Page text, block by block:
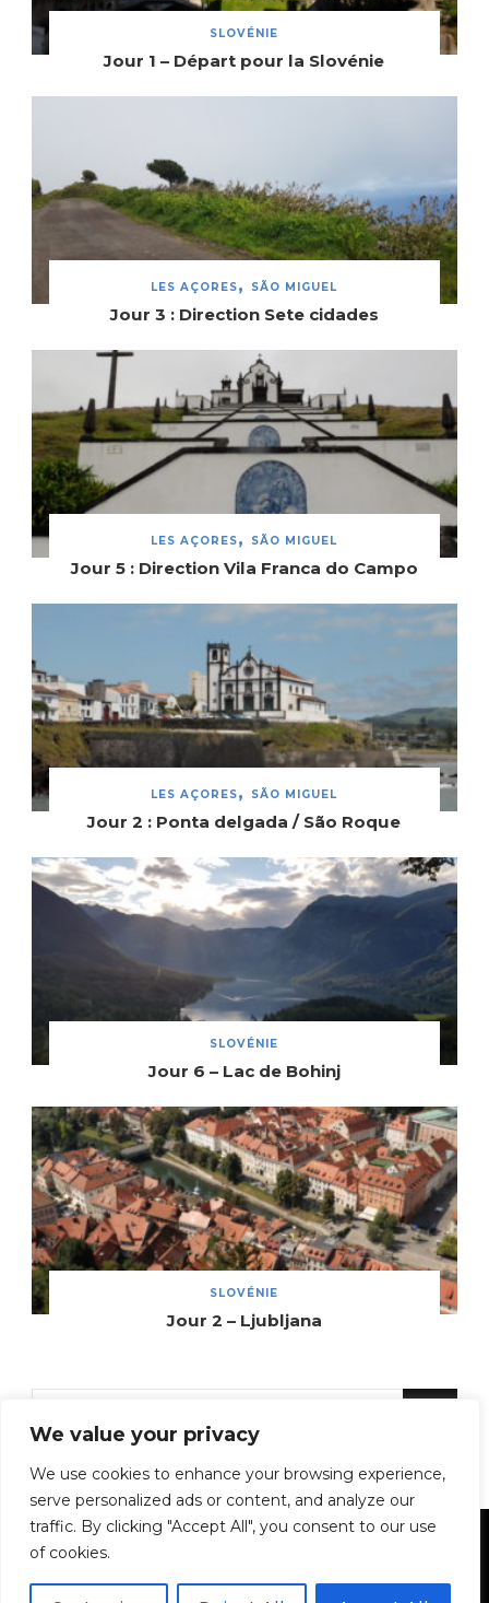
We value your privacy
We use cookies to enhance your browsing experience,
serve personalized ads or content, and analyze our
traffic. By clicking "Accept All", you consent to our use
of cookies.
SLOVÉNIE
Jour 1 – Départ pour la Slovénie
LES AÇORES SÃO MIGUEL
Jour 3 : Direction Sete cidades
LES AÇORES SÃO MIGUEL
Jour 5 : Direction Vila Franca do Campo
LES AÇORES SÃO MIGUEL
Jour 2 : Ponta delgada / São Roque
SLOVÉNIE
Jour 6 – Lac de Bohinj
SLOVÉNIE
Jour 2 – Ljubljana
Vous
recherchiez
quelque
chose
?
© Copyright 2026